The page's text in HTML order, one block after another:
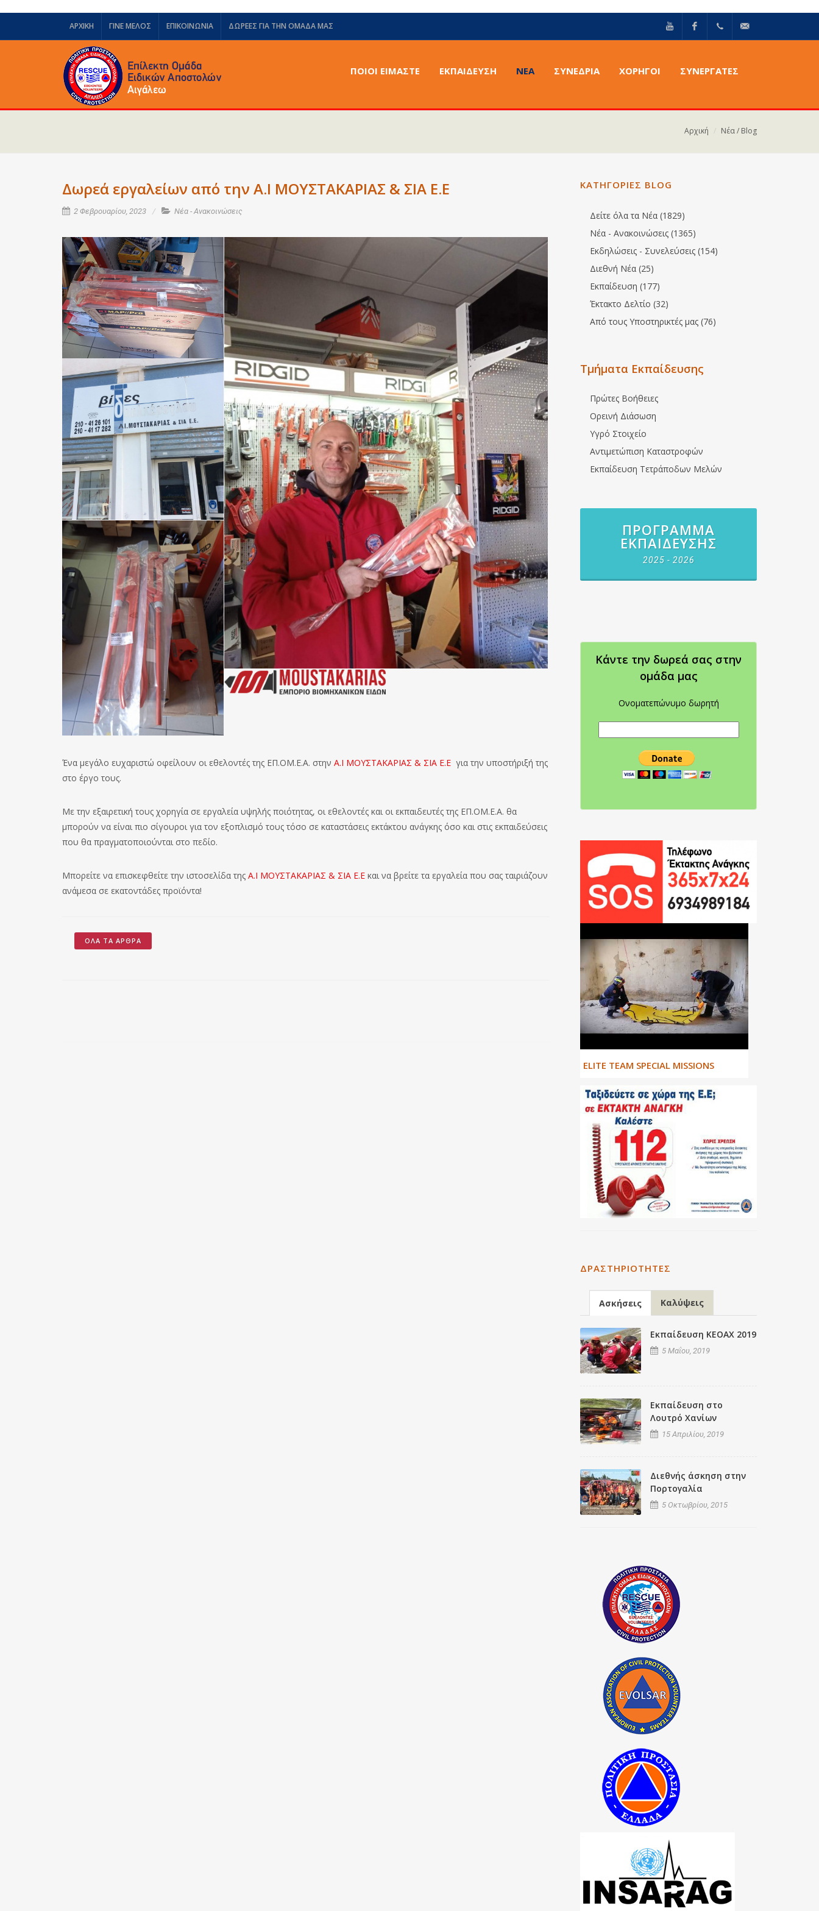
ΑΡΧΙΚΗ ΓΙΝΕ ΜΕΛΟΣ ΕΠΙΚΟΙΝΩΝΙΑ ΔΩΡΕΈΣ ΓΙΑ ΤΗΝ ΟΜΆΔΑ ΜΑΣ
ΠΟΙΟΙ ΕΙΜΑΣΤΕ ΕΚΠΑΙΔΕΥΣΗ ΝΈΑ ΣΥΝΈΔΡΙΑ ΧΟΡΗΓΟΙ ΣΥΝΕΡΓΑΤΕΣ
Αρχική Νέα / Blog
Δωρεά εργαλείων από την Α.Ι ΜΟΥΣΤΑΚΑΡΙΑΣ & ΣΙΑ Ε.Ε
2 Φεβρουαρίου, 2023 Νέα - Ανακοινώσεις
Ένα μεγάλο ευχαριστώ οφείλουν οι εθελοντές της ΕΠ.ΟΜ.Ε.Α. στην Α.Ι ΜΟΥΣΤΑΚΑΡΙΑΣ & ΣΙΑ Ε.Ε για την υποστήριξή της
στο έργο τους.
Με την εξαιρετική τους χορηγία σε εργαλεία υψηλής ποιότητας, οι εθελοντές και οι εκπαιδευτές της ΕΠ.ΟΜ.Ε.Α. θα
μπορούν να είναι πιο σίγουροι για τον εξοπλισμό τους τόσο σε καταστάσεις εκτάκτου ανάγκης όσο και στις εκπαιδεύσεις
που θα πραγματοποιούνται στο πεδίο.
Μπορείτε να επισκεφθείτε την ιστοσελίδα της Α.Ι ΜΟΥΣΤΑΚΑΡΙΑΣ & ΣΙΑ Ε.Ε και να βρείτε τα εργαλεία που σας ταιριάζουν
ανάμεσα σε εκατοντάδες προϊόντα!
ΌΛΑ ΤΑ ΆΡΘΡΑ
ΚΑΤΗΓΟΡΙΕΣ BLOG
Δείτε όλα τα Νέα (1829)
Νέα - Ανακοινώσεις (1365)
Εκδηλώσεις - Συνελεύσεις (154)
Διεθνή Νέα (25)
Εκπαίδευση (177)
Έκτακτο Δελτίο (32)
Από τους Υποστηρικτές μας (76)
Τμήματα Εκπαίδευσης
Πρώτες Βοήθειες
Ορεινή Διάσωση
Υγρό Στοιχείο
Αντιμετώπιση Καταστροφών
Εκπαίδευση Τετράποδων Μελών
ΠΡΌΓΡΑΜΜΑ
ΕΚΠΑΊΔΕΥΣΗΣ
2025 - 2026
Κάντε την δωρεά σας στην
oμάδα μας
Ονοματεπώνυμο δωρητή
ΕLITE TEAM SPECIAL MISSIONS
ΔΡΑΣΤΗΡΙΌΤΗΤΕΣ
Ασκήσεις Καλύψεις
Εκπαίδευση ΚΕΟΑΧ 2019
5 Μαΐου, 2019
Εκπαίδευση στο
Λουτρό Χανίων
15 Απριλίου, 2019
Διεθνής άσκηση στην
Πορτογαλία
5 Οκτωβρίου, 2015